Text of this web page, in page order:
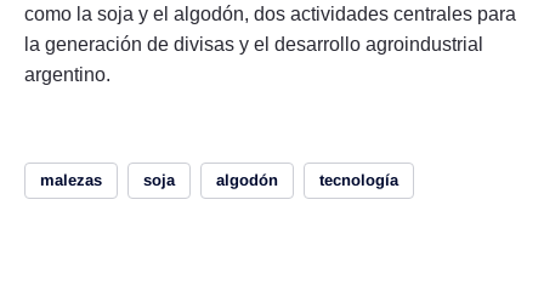
como la soja y el algodón, dos actividades centrales para
la generación de divisas y el desarrollo agroindustrial
argentino.
malezas soja algodón tecnología